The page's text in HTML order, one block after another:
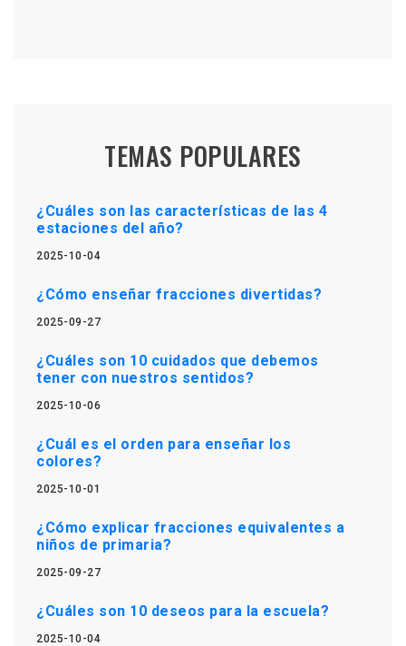
TEMAS POPULARES
¿Cuáles son las características de las 4
estaciones del año?
2025-10-04
¿Cómo enseñar fracciones divertidas?
2025-09-27
¿Cuáles son 10 cuidados que debemos
tener con nuestros sentidos?
2025-10-06
¿Cuál es el orden para enseñar los
colores?
2025-10-01
¿Cómo explicar fracciones equivalentes a
niños de primaria?
2025-09-27
¿Cuáles son 10 deseos para la escuela?
2025-10-04